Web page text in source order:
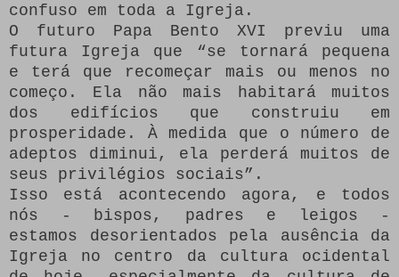
confuso em toda a Igreja.
O futuro Papa Bento XVI previu uma
futura Igreja que “se tornará pequena
e terá que recomeçar mais ou menos no
começo.
Ela não mais habitará muitos
dos edifícios que construiu em
prosperidade.
À medida que o número de
adeptos diminui, ela perderá muitos de
seus privilégios sociais”.
Isso está acontecendo agora, e todos
nós - bispos, padres e leigos -
estamos desorientados pela ausência da
Igreja no centro da cultura ocidental